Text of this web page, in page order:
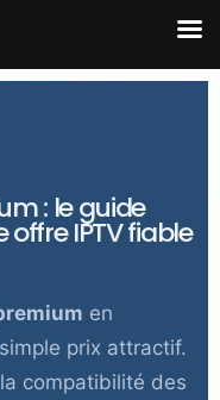
: le guide
IPTV fiable
en
prix attractif.
compatibilité des